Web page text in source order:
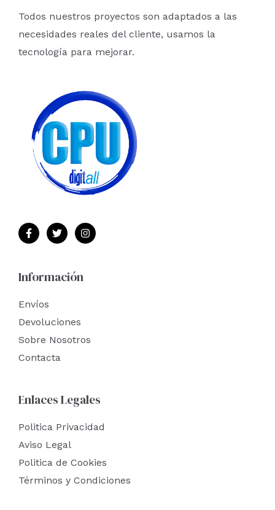
Todos nuestros proyectos son adaptados a las
necesidades reales del cliente, usamos la
tecnología para mejorar.
Información
Envíos
Devoluciones
Sobre Nosotros
Contacta
Enlaces Legales
Politica Privacidad
Aviso Legal
Politica de Cookies
Términos y Condiciones